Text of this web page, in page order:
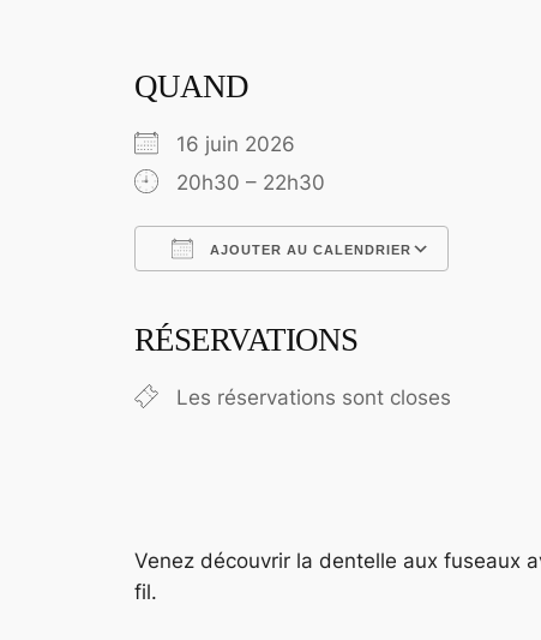
QUAND
16 juin 2026
20h30 – 22h30
AJOUTER AU CALENDRIER
RÉSERVATIONS
Les réservations sont closes
Venez découvrir la dentelle aux fuseaux
fil.